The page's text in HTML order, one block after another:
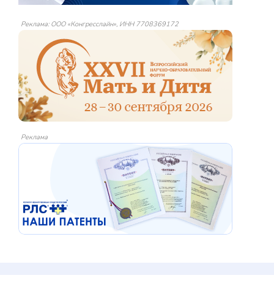
Реклама: ООО «Конгресслайн», ИНН 7708369172
Реклама